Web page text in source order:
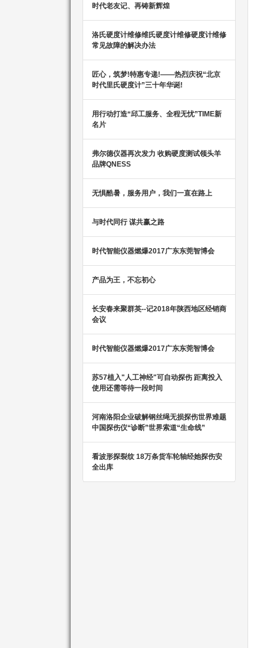
时代老友记、再铸新辉煌
洛氏硬度计维修维氏硬度计维修硬度计维修
常见故障的解决办法
匠心，筑梦!特惠专递!——热烈庆祝“北京
时代里氏硬度计”三十年华诞!
用行动打造“邱工服务、全程无忧”TIME新
名片
弗尔德仪器再次发力 收购硬度测试领头羊
品牌QNESS
无惧酷暑，服务用户，我们一直在路上
与时代同行 谋共赢之路
时代智能仪器燃爆2017广东东莞智博会
产品为王，不忘初心
长安春来聚群英--记2018年陕西地区经销商
会议
时代智能仪器燃爆2017广东东莞智博会
苏57植入"人工神经"可自动探伤 距离投入
使用还需等待一段时间
河南洛阳企业破解钢丝绳无损探伤世界难题
中国探伤仪“诊断”世界索道“生命线”
看波形探裂纹 18万条货车轮轴经她探伤安
全出库